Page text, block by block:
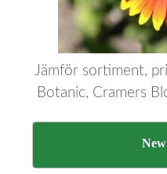
Jämför sortiment,
Botanic, Cramers